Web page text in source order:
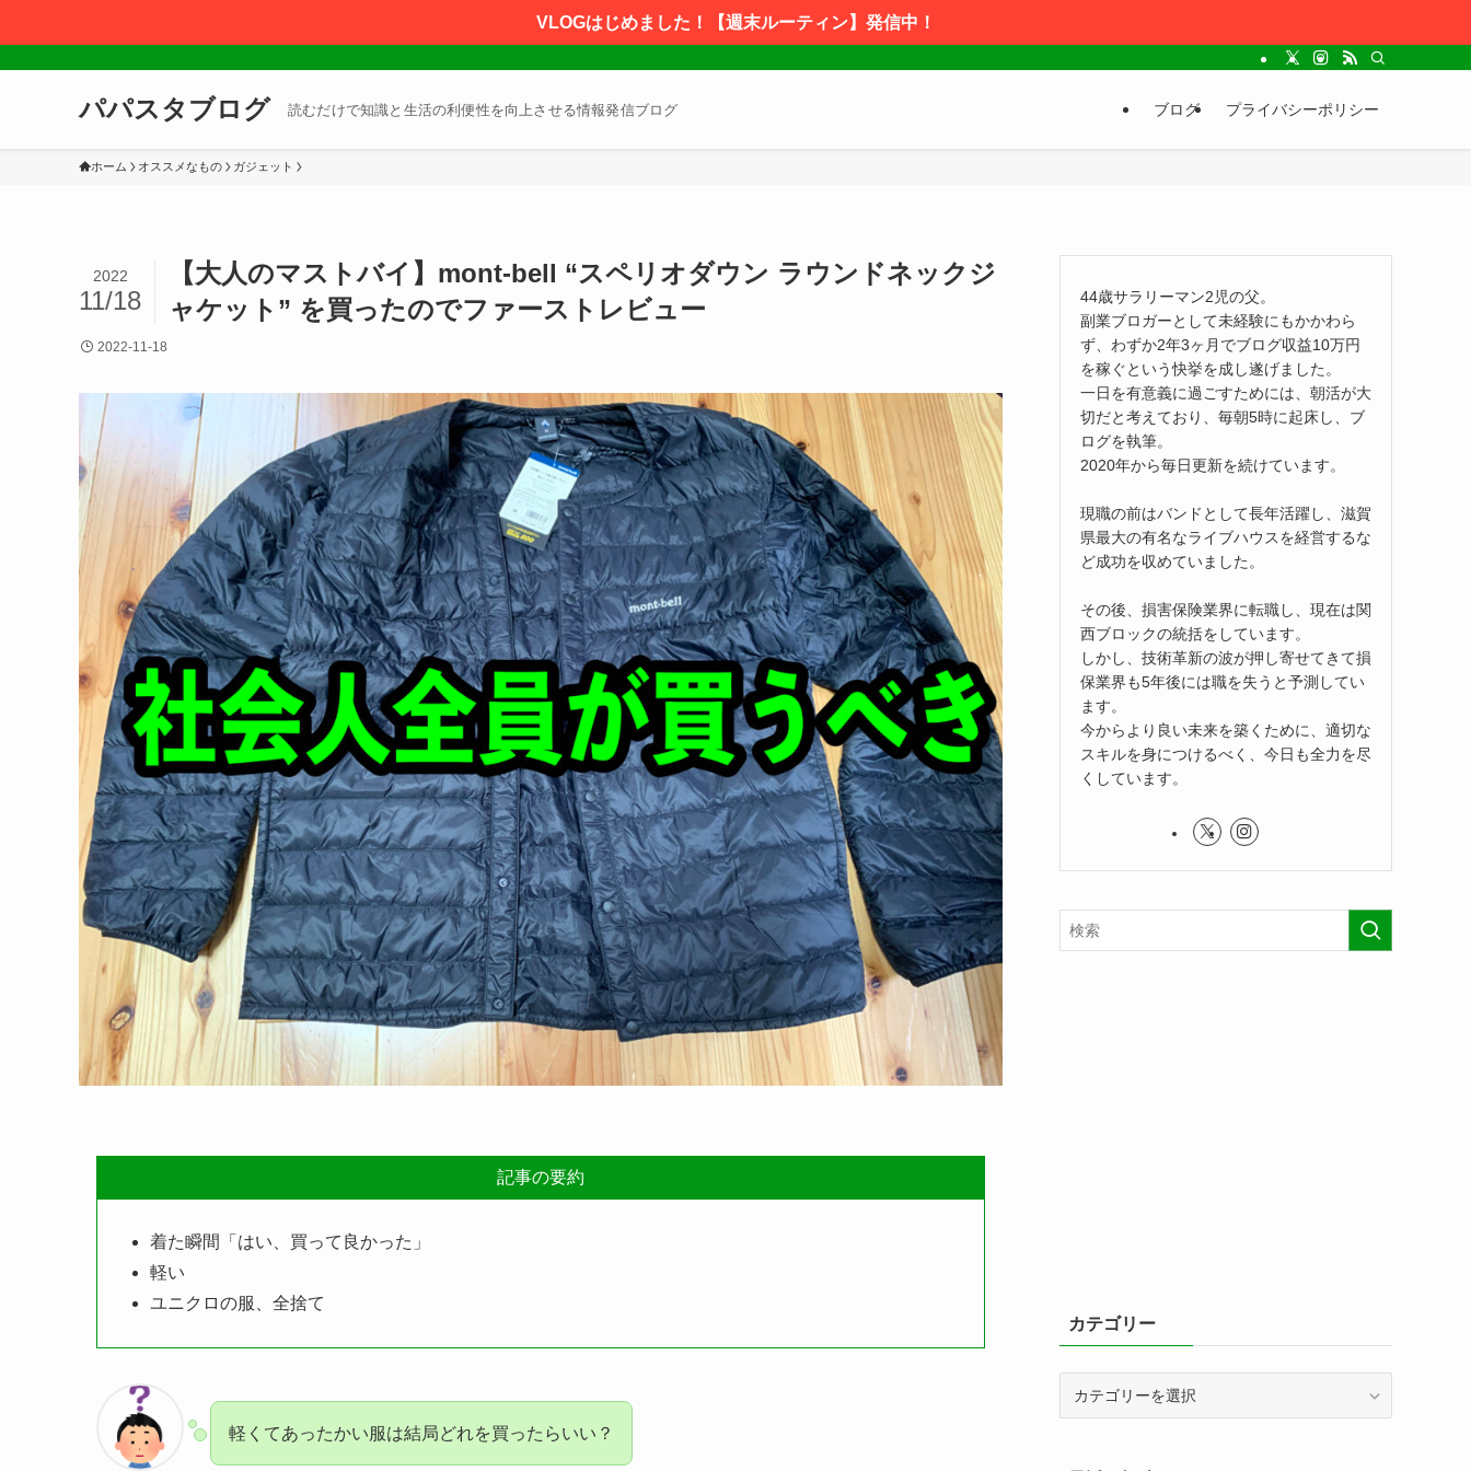
VLOGはじめました！【週末ルーティン】発信中！
パパスタブログ 読むだけで知識と生活の利便性を向上させる情報発信ブログ ブログ プライバシーポリシー
ホーム オススメなもの ガジェット
【大人のマストバイ】mont-bell “スペリオダウン ラウンドネックジ
ャケット” を買ったのでファーストレビュー
2022
11/18
2022-11-18
記事の要約
着た瞬間「はい、買って良かった」
軽い
ユニクロの服、全捨て
軽くてあったかい服は結局どれを買ったらいい？
44歳サラリーマン2児の父。
副業ブロガーとして未経験にもかかわら
ず、わずか2年3ヶ月でブログ収益10万円
を稼ぐという快挙を成し遂げました。
一日を有意義に過ごすためには、朝活が大
切だと考えており、毎朝5時に起床し、ブ
ログを執筆。
2020年から毎日更新を続けています。
現職の前はバンドとして長年活躍し、滋賀
県最大の有名なライブハウスを経営するな
ど成功を収めていました。
その後、損害保険業界に転職し、現在は関
西ブロックの統括をしています。
しかし、技術革新の波が押し寄せてきて損
保業界も5年後には職を失うと予測してい
ます。
今からより良い未来を築くために、適切な
スキルを身につけるべく、今日も全力を尽
くしています。
カテゴリー